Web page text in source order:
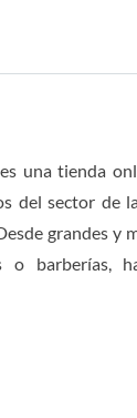
una tienda
del sector de
grandes y
o barberías,